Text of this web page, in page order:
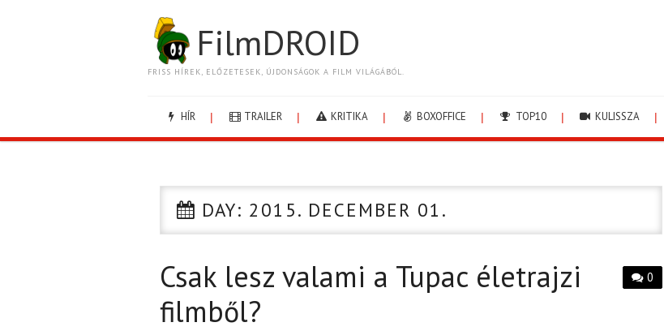
FilmDROID
FRISS HÍREK, ELŐZETESEK, ÚJDONSÁGOK A FILM VILÁGÁBÓL.
HÍR TRAILER KRITIKA BOXOFFICE TOP10 KULISSZA
DAY: 2015. DECEMBER 01.
0
Csak lesz valami a Tupac életrajzi
filmből?